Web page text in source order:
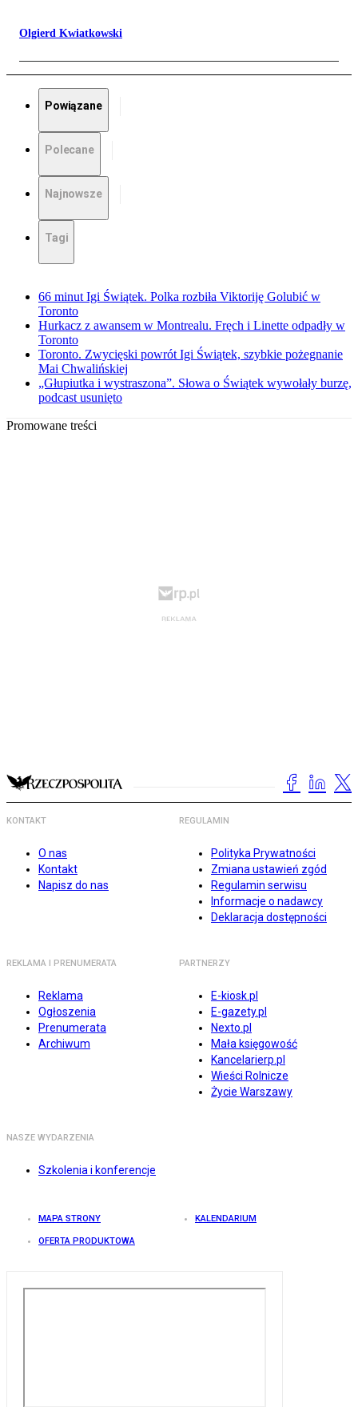
Olgierd Kwiatkowski
Powiązane
Polecane
Najnowsze
Tagi
66 minut Igi Świątek. Polka rozbiła Viktoriję Golubić w
Toronto
Hurkacz z awansem w Montrealu. Fręch i Linette odpadły w
Toronto
Toronto. Zwycięski powrót Igi Świątek, szybkie pożegnanie
Mai Chwalińskiej
„Głupiutka i wystraszona”. Słowa o Świątek wywołały burzę,
podcast usunięto
Promowane treści
KONTAKT
O nas
Kontakt
Napisz do nas
REGULAMIN
Polityka Prywatności
Zmiana ustawień zgód
Regulamin serwisu
Informacje o nadawcy
Deklaracja dostępności
REKLAMA I PRENUMERATA
Reklama
Ogłoszenia
Prenumerata
Archiwum
PARTNERZY
E-kiosk.pl
E-gazety.pl
Nexto.pl
Mała księgowość
Kancelarierp.pl
Wieści Rolnicze
Życie Warszawy
NASZE WYDARZENIA
Szkolenia i konferencje
MAPA STRONY KALENDARIUM
OFERTA PRODUKTOWA